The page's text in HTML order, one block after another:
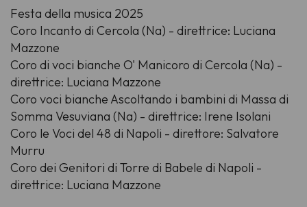
Festa della musica 2025
Coro Incanto di Cercola (Na) - direttrice: Luciana
Mazzone
Coro di voci bianche O' Manicoro di Cercola (Na) -
direttrice: Luciana Mazzone
Coro voci bianche Ascoltando i bambini di Massa di
Somma Vesuviana (Na) - direttrice: Irene Isolani
Coro le Voci del 48 di Napoli - direttore: Salvatore
Murru
Coro dei Genitori di Torre di Babele di Napoli -
direttrice: Luciana Mazzone